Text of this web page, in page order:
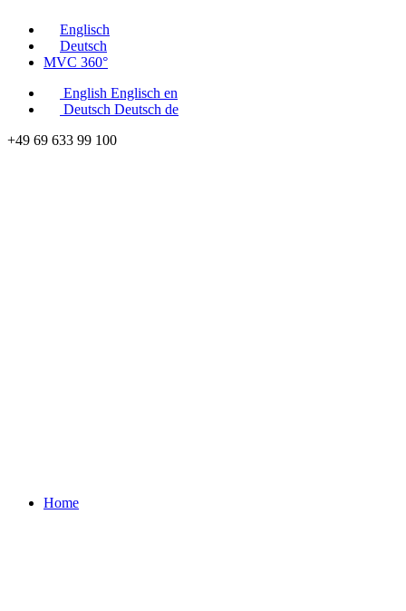
Englisch
Deutsch
MVC 360°
English Englisch en
Deutsch Deutsch de
+49 69 633 99 100
Home